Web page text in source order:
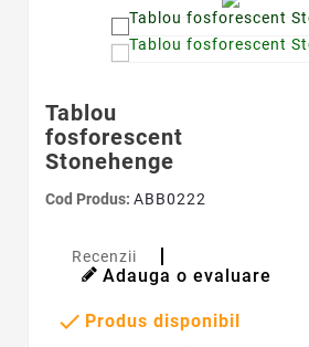
Tablou
fosforescent
Stonehenge
Cod Produs: ABB0222
Recenzii
Adauga o evaluare
 Produs disponibil